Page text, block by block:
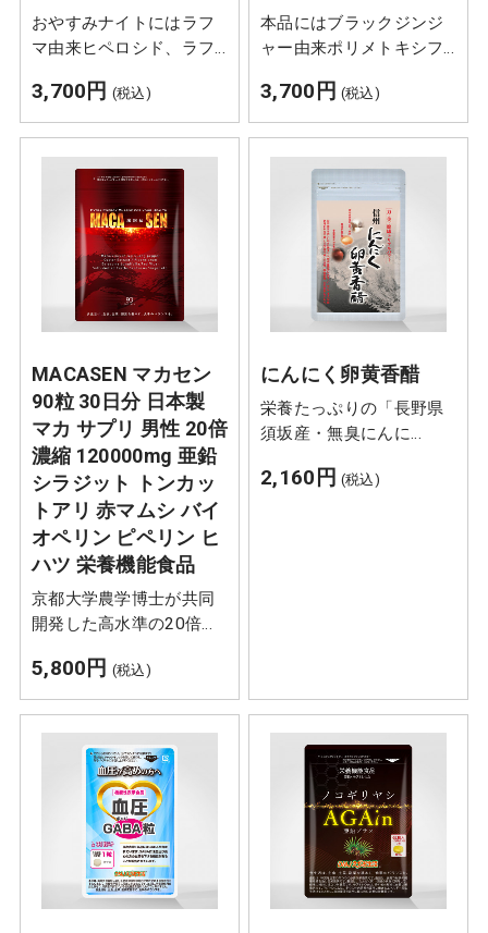
り、くっきりと物を視認
する感度）を改善するこ
とにより眼の調子を整え
ることが報告されていま
おやすみナイトにはラフ
マ由来ヒペロシド、ラフ
ンが含まれます。ラフマ
由来ヒペロシド、ラフマ
には睡眠の質（眠りの深
が報告されています。
3,700円 (税込)
本品にはブラックジンジ
ャー由来ポリメトキシフ
ラックジンジャー由来ポ
リメトキシフラボンは年
筋力に作用することによ
り、中高年の方の歩く力
を維持することが報告さ
れています。
3,700円 (税込)
MACASEN マカセン
90粒 30日分 日本製
マカ サプリ 男性 20倍
濃縮 120000mg 亜鉛
シラジット トンカッ
トアリ 赤マムシ バイ
オペリン ピペリン ヒ
ハツ 栄養機能食品
京都大学農学博士が共同
開発した高水準の20倍濃
27種類の滋養素材を配合
しました。
5,800円 (税込)
にんにく卵黄香醋
栄養たっぷりの「長野県
須坂産・無臭にんに
産んだ「精選卵黄」、良
2,160円 (税込)